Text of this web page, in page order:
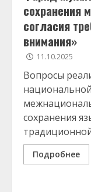
сохранения
согласия
внимания»
11.10.2025
Вопросы
сохранения
Подробнее